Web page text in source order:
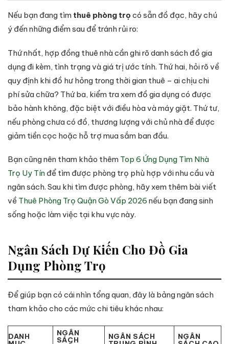
Nếu bạn đang tìm thuê phòng trọ có sẵn đồ đạc, hãy chú
ý đến những điểm sau để tránh rủi ro:
Thứ nhất, hợp đồng thuê nhà cần ghi rõ danh sách đồ gia
dụng đi kèm, tình trạng và giá trị ước tính. Thứ hai, hỏi rõ về
quy định khi đồ hư hỏng trong thời gian thuê – ai chịu chi
phí sửa chữa? Thứ ba, kiểm tra xem đồ gia dụng có được
bảo hành không, đặc biệt với điều hòa và máy giặt. Thứ tư,
nếu phòng chưa có đồ, thương lượng với chủ nhà để được
giảm tiền cọc hoặc hỗ trợ mua sắm ban đầu.
Bạn cũng nên tham khảo thêm Top 6 Ứng Dụng Tìm Nhà
Trọ Uy Tín để tìm được phòng trọ phù hợp với nhu cầu và
ngân sách. Sau khi tìm được phòng, hãy xem thêm bài viết
về Thuê Phòng Trọ Quận Gò Vấp 2026 nếu bạn đang sinh
sống hoặc làm việc tại khu vực này.
Ngân Sách Dự Kiến Cho Đồ Gia
Dụng Phòng Trọ
Để giúp bạn có cái nhìn tổng quan, đây là bảng ngân sách
tham khảo cho các mức chi tiêu khác nhau:
DANH NGÂN
SÁCH NGÂN SÁCH NGÂN